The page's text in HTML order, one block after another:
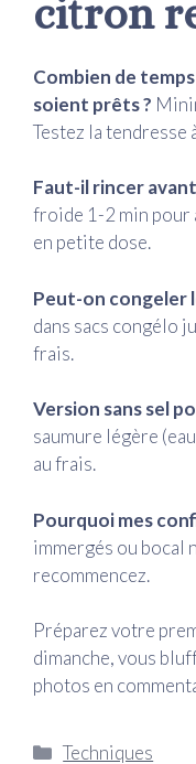
citron
Combien de
soient prêts ?
Testez la tendresse
Faut-il rincer
froide 1-2 min pour
en petite dose.
Peut-on congeler
dans sacs congélo
frais.
Version sans sel
saumure légère
au frais.
Pourquoi mes
immergés ou bocal
recommencez.
Préparez votre
dimanche, vous
photos en
Catégories
Techniques